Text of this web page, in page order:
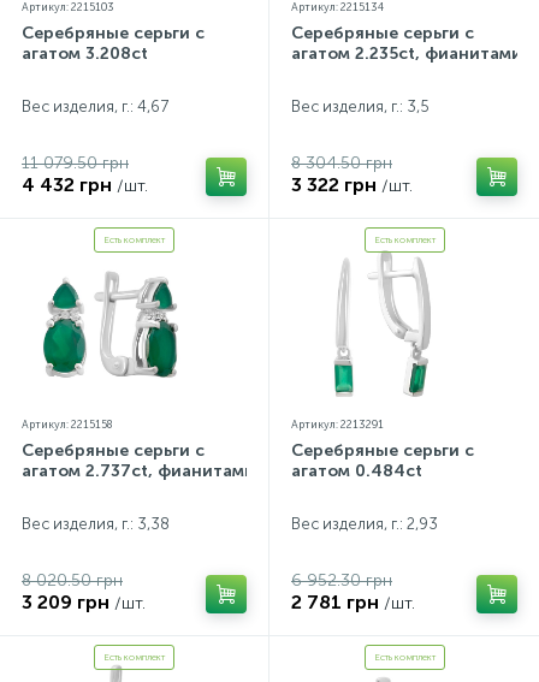
Артикул: 2215103
Серебряные серьги с
агатом 3.208ct
Вес изделия, г.: 4,67
11 079.50 грн
4 432 грн /шт.
Артикул: 2215134
Серебряные серьги с
агатом 2.235ct, фианитами
Вес изделия, г.: 3,5
8 304.50 грн
3 322 грн /шт.
Есть комплект
Артикул: 2215158
Серебряные серьги с
агатом 2.737ct, фианитами
Вес изделия, г.: 3,38
8 020.50 грн
3 209 грн /шт.
Есть комплект
Артикул: 2213291
Серебряные серьги с
агатом 0.484ct
Вес изделия, г.: 2,93
6 952.30 грн
2 781 грн /шт.
Есть комплект Есть комплект